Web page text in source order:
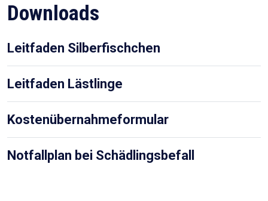
Downloads
Leitfaden Silberfischchen
Leitfaden Lästlinge
Kostenübernahmeformular
Notfallplan bei Schädlingsbefall